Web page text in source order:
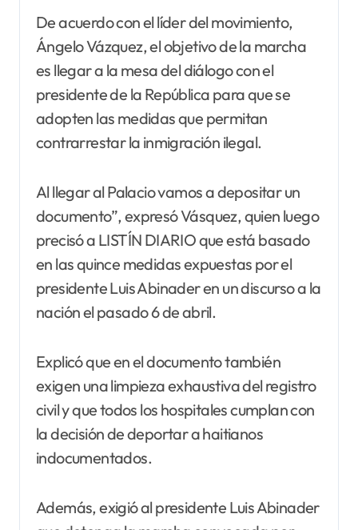
De acuerdo con el líder del movimiento,
Ángelo Vázquez, el objetivo de la marcha
es llegar a la mesa del diálogo con el
presidente de la República para que se
adopten las medidas que permitan
contrarrestar la inmigración ilegal.
Al llegar al Palacio vamos a depositar un
documento”, expresó Vásquez, quien luego
precisó a LISTÍN DIARIO que está basado
en las quince medidas expuestas por el
presidente Luis Abinader en un discurso a la
nación el pasado 6 de abril.
Explicó que en el documento también
exigen una limpieza exhaustiva del registro
civil y que todos los hospitales cumplan con
la decisión de deportar a haitianos
indocumentados.
Además, exigió al presidente Luis Abinader